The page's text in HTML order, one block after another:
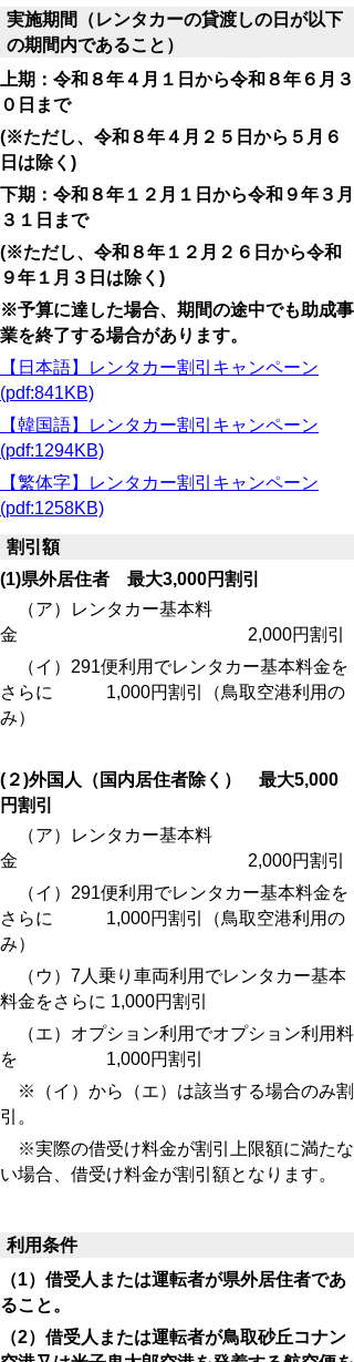
実施期間（レンタカーの貸渡しの日が以下
の期間内であること）
上期：令和８年４月１日から令和８年６月３
０日まで
(※ただし、令和８年４月２５日から５月６
日は除く)
下期：令和８年１２月１日から令和９年３月
３１日まで
(※ただし、令和８年１２月２６日から令和
９年１月３日は除く)
※予算に達した場合、期間の途中でも助成事
業を終了する場合があります。
【日本語】レンタカー割引キャンペーン
(pdf:841KB)
【韓国語】レンタカー割引キャンペーン
(pdf:1294KB)
【繁体字】レンタカー割引キャンペーン
(pdf:1258KB)
割引額
(1)県外居住者 最大3,000円割引
（ア）レンタカー基本料
金 2,000円割引
（イ）291便利用でレンタカー基本料金を
さらに 1,000円割引（鳥取空港利用の
み）
(２)外国人（国内居住者除く） 最大5,000
円割引
（ア）レンタカー基本料
金 2,000円割引
（イ）291便利用でレンタカー基本料金を
さらに 1,000円割引（鳥取空港利用の
み）
（ウ）7人乗り車両利用でレンタカー基本
料金をさらに 1,000円割引
（エ）オプション利用でオプション利用料
を 1,000円割引
※（イ）から（エ）は該当する場合のみ割
引。
※実際の借受け料金が割引上限額に満たな
い場合、借受け料金が割引額となります。
利用条件
（1）借受人または運転者が県外居住者であ
ること。
（2）借受人または運転者が鳥取砂丘コナン